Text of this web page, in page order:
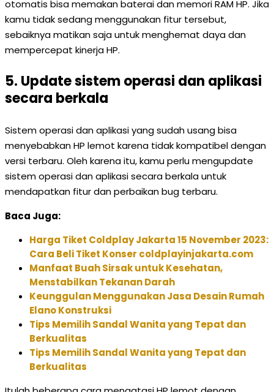
otomatis bisa memakan baterai dan memori RAM HP. Jika
kamu tidak sedang menggunakan fitur tersebut,
sebaiknya matikan saja untuk menghemat daya dan
mempercepat kinerja HP.
5. Update sistem operasi dan aplikasi
secara berkala
Sistem operasi dan aplikasi yang sudah usang bisa
menyebabkan HP lemot karena tidak kompatibel dengan
versi terbaru. Oleh karena itu, kamu perlu mengupdate
sistem operasi dan aplikasi secara berkala untuk
mendapatkan fitur dan perbaikan bug terbaru.
Baca Juga:
Harga Tiket Coldplay Jakarta 15 November 2023:
Cara Beli Tiket Konser coldplayinjakarta.com
Manfaat Buah Sirsak untuk Kesehatan,
Menstabilkan Tekanan Darah
Keunggulan Menggunakan Jasa Desain Rumah
Elano Konstruksi
Tips Memilih Sandal Wanita yang Tepat dan
Berkualitas
Tips Memilih Sandal Wanita yang Tepat dan
Berkualitas